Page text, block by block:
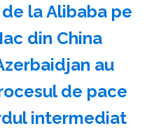
la Alibaba pe
din China
au
de pace
intermediat